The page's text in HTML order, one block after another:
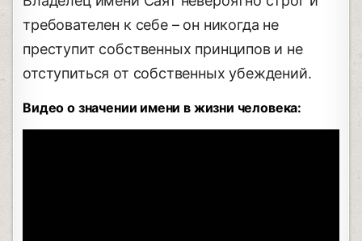
требователен к себе – он никогда не
преступит собственных принципов и не
отступиться от собственных убеждений.
Видео о значении имени в жизни человека: